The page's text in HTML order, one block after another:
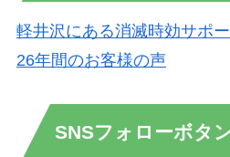
軽井沢にある消滅時効サポ
26年間のお客様の声
SNSフォローボタ